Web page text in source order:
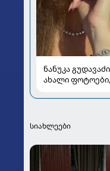
ნანუკა
ახალი
სიახლეები